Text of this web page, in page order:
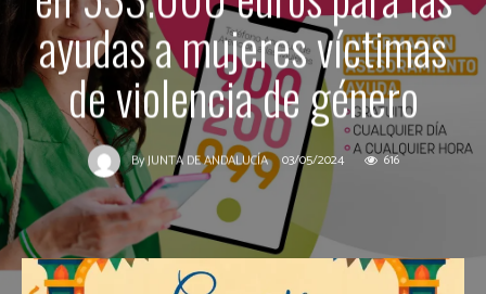
ayudas a mujeres víctimas
de violencia de género
ByJUNTA DE ANDALUCÍA 03/05/2024 616